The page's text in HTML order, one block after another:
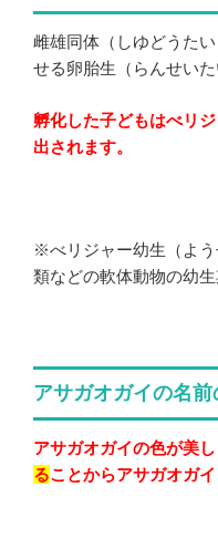
雌雄同体（しゆどうた
せる卵胎生（らんせいた
孵化した子どもはべリ
出されます。
※べリジャー幼生（よ
類などの軟体動物の幼生
アサガオガイの名前
アサガオガイの色が美
ることからアサガオガ